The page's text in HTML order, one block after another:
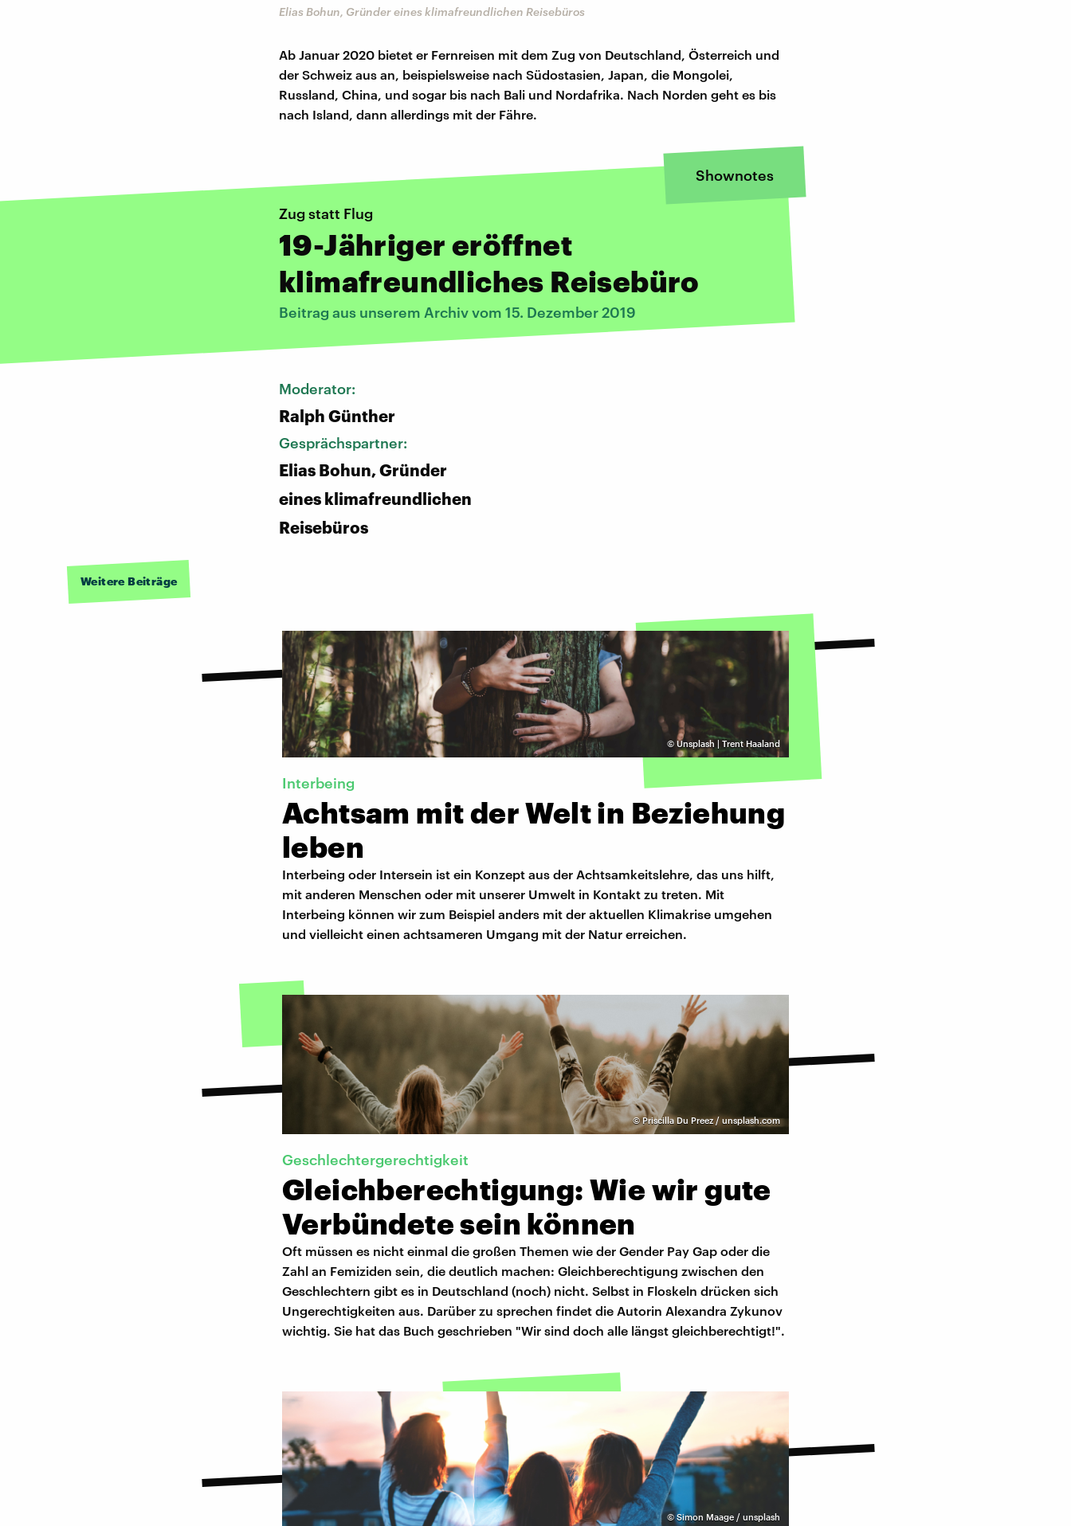
Elias Bohun, Gründer eines klimafreundlichen Reisebüros
Ab Januar 2020 bietet er Fernreisen mit dem Zug von Deutschland, Österreich und
der Schweiz aus an, beispielsweise nach Südostasien, Japan, die Mongolei,
Russland, China, und sogar bis nach Bali und Nordafrika. Nach Norden geht es bis
nach Island, dann allerdings mit der Fähre.
Shownotes
Zug statt Flug
19-Jähriger eröffnet
klimafreundliches Reisebüro
Beitrag aus unserem Archiv vom 15. Dezember 2019
Moderator:
Ralph Günther
Gesprächspartner:
Elias Bohun, Gründer
eines klimafreundlichen
Reisebüros
Weitere Beiträge
© Unsplash | Trent Haaland
Interbeing
Achtsam mit der Welt in Beziehung
leben
Interbeing oder Intersein ist ein Konzept aus der Achtsamkeitslehre, das uns hilft,
mit anderen Menschen oder mit unserer Umwelt in Kontakt zu treten. Mit
Interbeing können wir zum Beispiel anders mit der aktuellen Klimakrise umgehen
und vielleicht einen achtsameren Umgang mit der Natur erreichen.
©Priscilla Du Preez / unsplash.com
Geschlechtergerechtigkeit
Gleichberechtigung: Wie wir gute
Verbündete sein können
Oft müssen es nicht einmal die großen Themen wie der Gender Pay Gap oder die
Zahl an Femiziden sein, die deutlich machen: Gleichberechtigung zwischen den
Geschlechtern gibt es in Deutschland (noch) nicht. Selbst in Floskeln drücken sich
Ungerechtigkeiten aus. Darüber zu sprechen findet die Autorin Alexandra Zykunov
wichtig. Sie hat das Buch geschrieben "Wir sind doch alle längst gleichberechtigt!".
©Simon Maage / unsplash